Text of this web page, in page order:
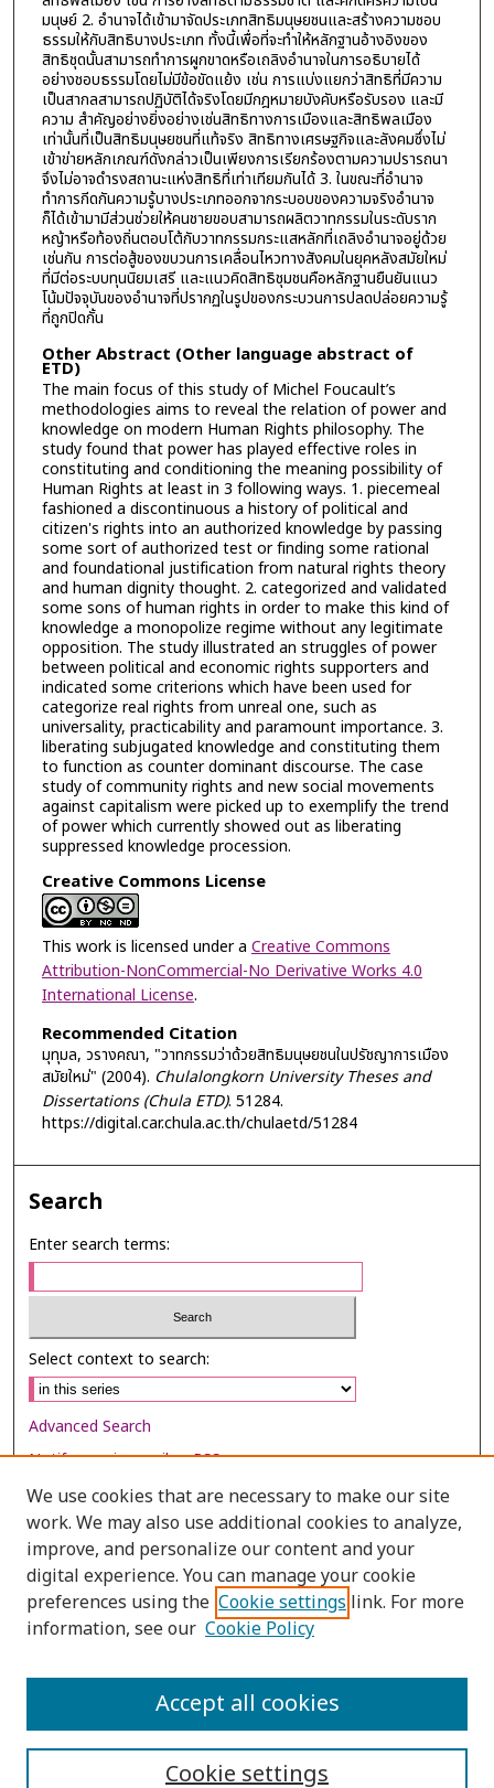
มนุษย์ 2. อำนาจได้เข้ามาจัดประเภทสิทธิมนุษยชนและสร้างความชอบ
ธรรมให้กับสิทธิบางประเภท ทั้งนี้เพื่อที่จะทำให้หลักฐานอ้างอิงของ
สิทธิชุดนั้นสามารถทำการผูกขาดหรือเถลิงอำนาจในการอธิบายได้
อย่างชอบธรรมโดยไม่มีข้อขัดแย้ง เช่น การแบ่งแยกว่าสิทธิที่มีความ
เป็นสากลสามารถปฏิบัติได้จริงโดยมีกฎหมายบังคับหรือรับรอง และมี
ความ สำคัญอย่างยิ่งอย่างเช่นสิทธิทางการเมืองและสิทธิพลเมือง
เท่านั้นที่เป็นสิทธิมนุษยชนที่แท้จริง สิทธิทางเศรษฐกิจและลังคมซึ่งไม่
เข้าข่ายหลักเกณฑ์ดังกล่าวเป็นเพียงการเรียกร้องตามความปรารถนา
จึงไม่อาจดำรงสถานะแห่งสิทธิที่เท่าเทียมกันได้ 3. ในขณะที่อำนาจ
ทำการกีดกันความรู้บางประเภทออกจากระบอบของความจริงอำนาจ
ก็ได้เข้ามามีส่วนช่วยให้คนชายขอบสามารถผลิตวาทกรรมในระดับราก
หญ้าหรือท้องถิ่นตอบโต้กับวาทกรรมกระแสหลักที่เถลิงอำนาจอยู่ด้วย
เช่นกัน การต่อสู้ของขบวนการเคลื่อนไหวทางสังคมในยุคหลังสมัยใหม่
ที่มีต่อระบบทุนนิยมเสรี และแนวคิดสิทธิชุมชนคือหลักฐานยืนยันแนว
โน้มปัจจุบันของอำนาจที่ปรากฏในรูปของกระบวนการปลดปล่อยความรู้
ที่ถูกปิดกั้น
Other Abstract (Other language abstract of
ETD)
The main focus of this study of Michel Foucault’s
methodologies aims to reveal the relation of power and
knowledge on modern Human Rights philosophy. The
study found that power has played effective roles in
constituting and conditioning the meaning possibility of
Human Rights at least in 3 following ways. 1. piecemeal
fashioned a discontinuous a history of political and
citizen's rights into an authorized knowledge by passing
some sort of authorized test or finding some rational
and foundational justification from natural rights theory
and human dignity thought. 2. categorized and validated
some sons of human rights in order to make this kind of
knowledge a monopolize regime without any legitimate
opposition. The study illustrated an struggles of power
between political and economic rights supporters and
indicated some criterions which have been used for
categorize real rights from unreal one, such as
universality, practicability and paramount importance. 3.
liberating subjugated knowledge and constituting them
to function as counter dominant discourse. The case
study of community rights and new social movements
against capitalism were picked up to exemplify the trend
of power which currently showed out as liberating
suppressed knowledge procession.
Creative Commons License
This work is licensed under a Creative Commons
Attribution-NonCommercial-No Derivative Works 4.0
International License.
Recommended Citation
มุทุมล, วรางคณา, "วาทกรรมว่าด้วยสิทธิมนุษยชนในปรัชญาการเมือง
สมัยใหม่" (2004). Chulalongkorn University Theses and
Dissertations (Chula ETD). 51284.
https://digital.car.chula.ac.th/chulaetd/51284
Search
Enter search terms:
Select context to search:
Advanced Search
Notify me via email orRSS
Browse
Collections
Disciplines
Authors
We use cookies that are necessary to make our site
work. We may also use additional cookies to analyze,
improve, and personalize our content and your
digital experience. You can manage your cookie
preferences using the Cookie settings link. For more
information, see our Cookie Policy
Cookie settings
Accept all cookies